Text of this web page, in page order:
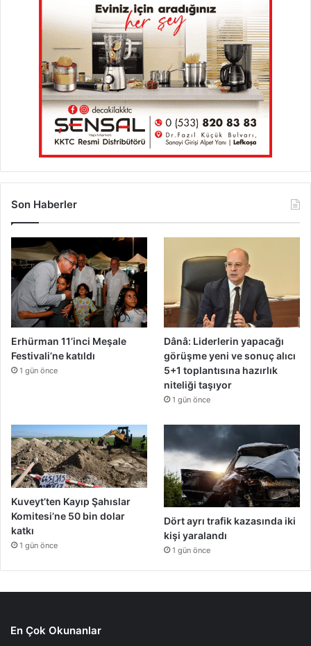
Son Haberler
Erhürman 11’inci Meşale
Festivali’ne katıldı
1 gün önce
Dânâ: Liderlerin yapacağı
görüşme yeni ve sonuç alıcı
5+1 toplantısına hazırlık
niteliği taşıyor
1 gün önce
Kuveyt’ten Kayıp Şahıslar
Komitesi’ne 50 bin dolar
katkı
1 gün önce
Dört ayrı trafik kazasında iki
kişi yaralandı
1 gün önce
En Çok Okunanlar